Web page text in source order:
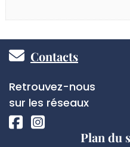
Pied
de
page
Contacts
Réseaux
sociaux
Retrouvez-nous
sur les réseaux
Plan du